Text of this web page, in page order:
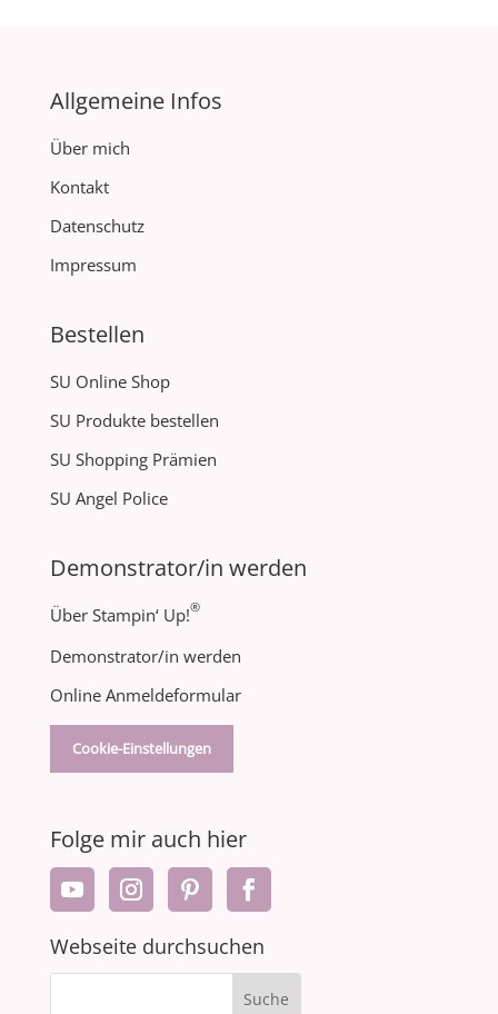
Allgemeine Infos
Über mich
Kontakt
Datenschutz
Impressum
Bestellen
SU Online Shop
SU Produkte bestellen
SU Shopping Prämien
SU Angel Police
Demonstrator/in werden
Über Stampin‘ Up!®
Demonstrator/in werden
Online Anmeldeformular
Cookie-Einstellungen
Folge mir auch hier
Webseite durchsuchen